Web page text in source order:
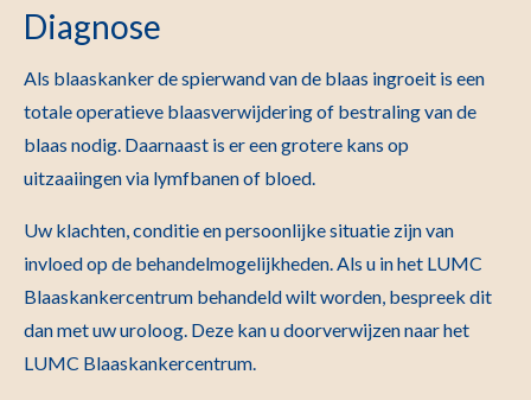
Diagnose
Als blaaskanker de spierwand van de blaas ingroeit is een
totale operatieve blaasverwijdering of bestraling van de
blaas nodig. Daarnaast is er een grotere kans op
uitzaaiingen via lymfbanen of bloed.
Uw klachten, conditie en persoonlijke situatie zijn van
invloed op de behandelmogelijkheden. Als u in het LUMC
Blaaskankercentrum behandeld wilt worden, bespreek dit
dan met uw uroloog. Deze kan u doorverwijzen naar het
LUMC Blaaskankercentrum.